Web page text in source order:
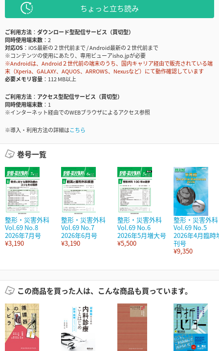
ちょっと立ち読み
ご利用方法
ダウンロード型配信サービス（買切型）
同時使用端末数
2
対応OS
iOS最新の２世代前まで / Android最新の２世代前まで
※コンテンツの使用にあたり、専用ビューアisho.jpが必要
※Androidは、Android２世代前の端末のうち、国内キャリア経由で販売されている端
末（Xperia、GALAXY、AQUOS、ARROWS、Nexusなど）にて動作確認しています
必要メモリ容量
112 MB以上
ご利用方法
アクセス型配信サービス（買切型）
同時使用端末数
1
※インターネット経由でのWEBブラウザによるアクセス参照
※導入・利用方法の詳細はこちら
巻号一覧
整形・災害外科
Vol.69 No.8
2026年7月号
¥3,190
整形・災害外科
Vol.69 No.7
2026年6月号
¥3,190
整形・災害外科
Vol.69 No.6
2026年5月増大号
¥5,500
整形・災害外科
Vol.69 No.5
2026年4月臨時
刊号
¥9,350
この商品を買った人は、こんな商品も買っています。